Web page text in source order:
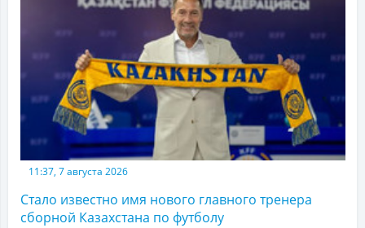
11:37, 7 августа 2026
Стало известно имя нового главного тренера
сборной Казахстана по футболу